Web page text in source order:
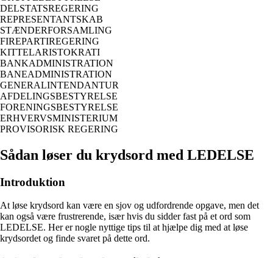
DELSTATSREGERING
REPRESENTANTSKAB
STÆNDERFORSAMLING
FIREPARTIREGERING
KITTELARISTOKRATI
BANKADMINISTRATION
BANEADMINISTRATION
GENERALINTENDANTUR
AFDELINGSBESTYRELSE
FORENINGSBESTYRELSE
ERHVERVSMINISTERIUM
PROVISORISK REGERING
Sådan løser du krydsord med LEDELSE
Introduktion
At løse krydsord kan være en sjov og udfordrende opgave, men det
kan også være frustrerende, især hvis du sidder fast på et ord som
LEDELSE. Her er nogle nyttige tips til at hjælpe dig med at løse
krydsordet og finde svaret på dette ord.